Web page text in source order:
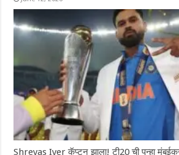
Shreyas Iyer कॅप्टन झाला! टी20 ची पुन्हा